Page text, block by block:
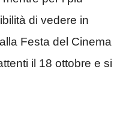
di vedere in
Festa del Cinema
il 18 ottobre e si